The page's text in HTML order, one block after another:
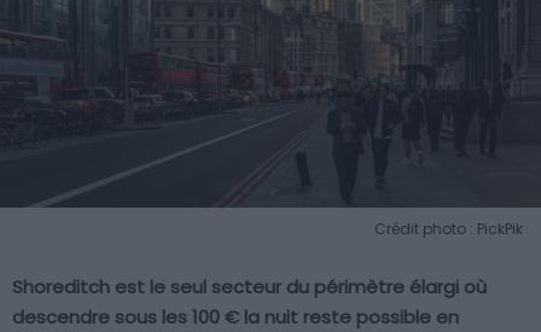
Crédit photo : PickPik
Shoreditch est le seul secteur du périmètre élargi où
descendre sous les 100 € la nuit reste possible en